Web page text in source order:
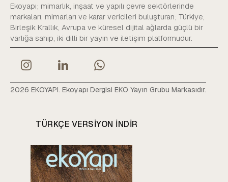
Ekoyapı; mimarlık, inşaat ve yapılı çevre sektörlerinde
markaları, mimarları ve karar vericileri buluşturan; Türkiye,
Birleşik Krallık, Avrupa ve küresel dijital ağlarda güçlü bir
varlığa sahip, iki dilli bir yayın ve iletişim platformudur.
2026 EKOYAPI. Ekoyapı Dergisi EKO Yayın Grubu Markasıdır.
TÜRKÇE VERSIYON INDIR